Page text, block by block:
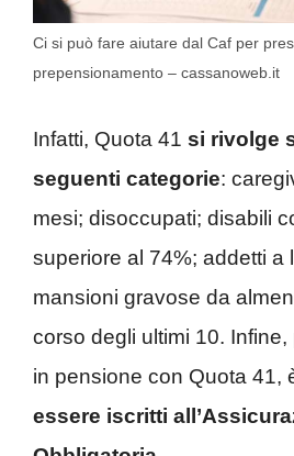
Ci si può fare aiutare dal Caf per
prepensionamento – cassanoweb.it
Infatti, Quota 41 si rivolge
seguenti categorie:
mesi; disoccupati; disabili
superiore al 74%; addetti a
mansioni gravose da
corso degli ultimi 10.
in pensione con Quota 41,
essere iscritti